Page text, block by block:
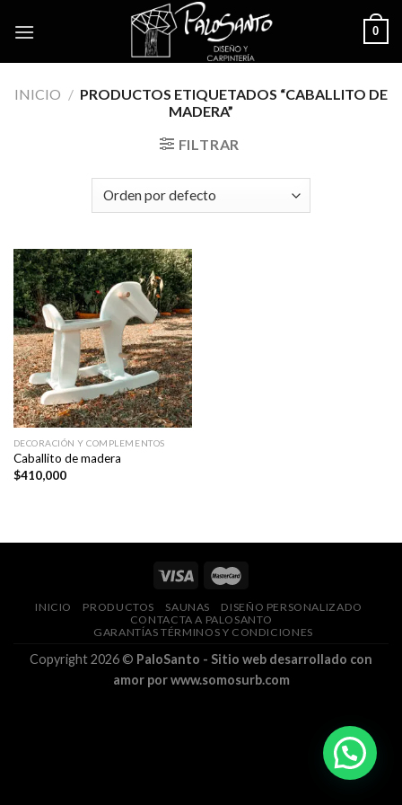
0
INICIO / PRODUCTOS ETIQUETADOS “CABALLITO DE
MADERA”
FILTRAR
DECORACIÓN Y COMPLEMENTOS
Caballito de madera
$410,000
INICIO PRODUCTOS SAUNAS
DISEÑO PERSONALIZADO
CONTACTA A PALOSANTO
GARANTÍAS TÉRMINOS Y CONDICIONES
Copyright 2026 © PaloSanto - Sitio web desarrollado con
amor por www.somosurb.com